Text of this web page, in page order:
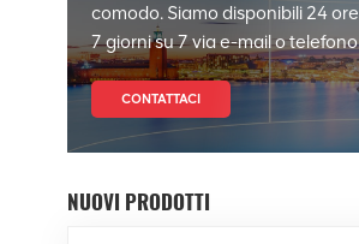
comodo. Siamo disponibili 24
7 giorni su 7 via e-mail o
CONTATTACI
NUOVI PRODOTTI